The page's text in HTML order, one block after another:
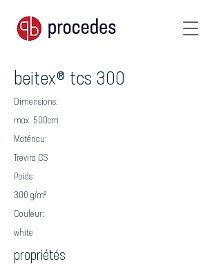
beitex® tcs 300
Dimensions:
max. 500cm
Matériau:
Trevira CS
Poids
300 g/m²
Couleur:
white
propriétés